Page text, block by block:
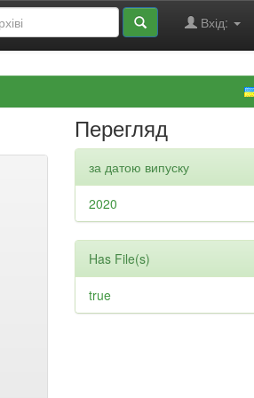
Вхід:
Перегляд
за датою випуску
2020
Has File(s)
true